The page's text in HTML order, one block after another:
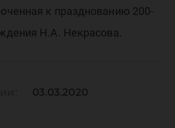
к празднованию 200-
Н.А. Некрасова.
03.03.2020